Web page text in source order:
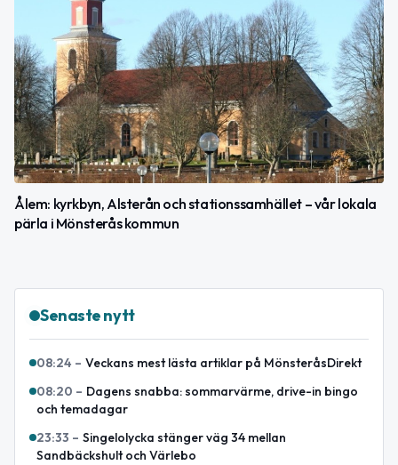
Ålem: kyrkbyn, Alsterån och stationssamhället – vår lokala
pärla i Mönsterås kommun
Senaste nytt
08:24 – Veckans mest lästa artiklar på MönsteråsDirekt
08:20 – Dagens snabba: sommarvärme, drive-in bingo
och temadagar
23:33 – Singelolycka stänger väg 34 mellan
Sandbäckshult och Värlebo